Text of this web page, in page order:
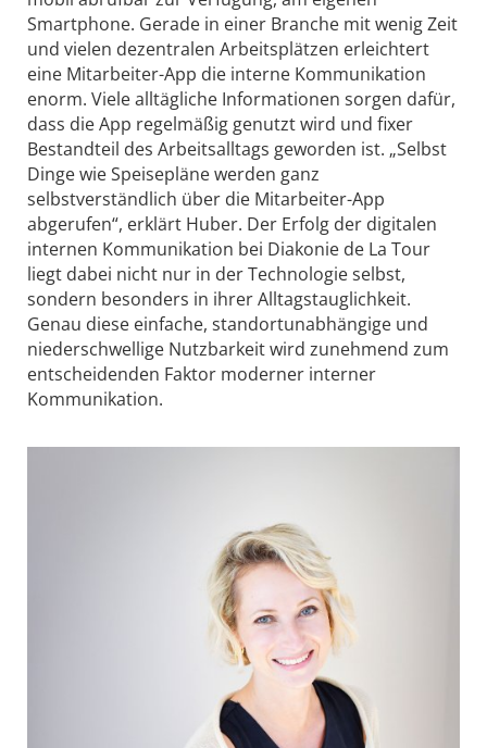
Smartphone. Gerade in einer Branche mit wenig Zeit
und vielen dezentralen Arbeitsplätzen erleichtert
eine Mitarbeiter-App die interne Kommunikation
enorm. Viele alltägliche Informationen sorgen dafür,
dass die App regelmäßig genutzt wird und fixer
Bestandteil des Arbeitsalltags geworden ist. „Selbst
Dinge wie Speisepläne werden ganz
selbstverständlich über die Mitarbeiter-App
abgerufen“, erklärt Huber. Der Erfolg der digitalen
internen Kommunikation bei Diakonie de La Tour
liegt dabei nicht nur in der Technologie selbst,
sondern besonders in ihrer Alltagstauglichkeit.
Genau diese einfache, standortunabhängige und
niederschwellige Nutzbarkeit wird zunehmend zum
entscheidenden Faktor moderner interner
Kommunikation.